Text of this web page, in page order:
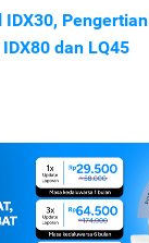
IDX30,
dan LQ45